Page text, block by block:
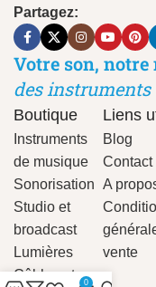
Partagez:
Votre son, notre
des instruments
Boutique
Instruments
de musique
Sonorisation
Studio et
broadcast
Lumières
Câbles et
Liens
Blog
Contact
A
vente
0